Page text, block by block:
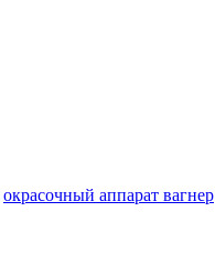
окрасочный аппарат вагнер